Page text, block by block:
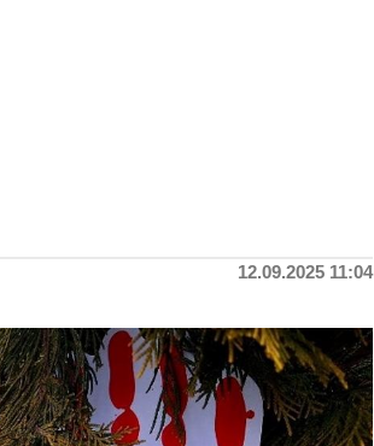
12.09.2025 11:04